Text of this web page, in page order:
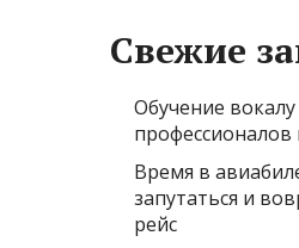
Свежие
Обучение
профессионалов
Время в
запутаться и
рейс